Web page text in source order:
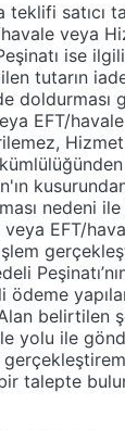
teklifi satıcı
veya
ise
tutarın
doldurması
EFT/
nedeni
EFT/
ödeme
yolu ile
talepte